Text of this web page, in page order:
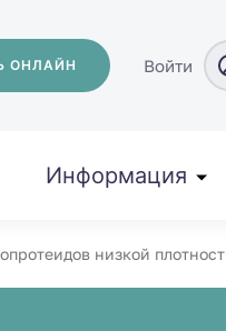
ОНЛАЙН Войти
Информация
низкой